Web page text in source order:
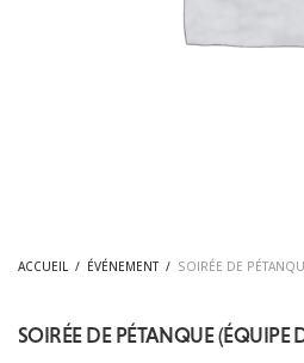
ACCUEIL / ÉVÉNEMENT / SOIRÉE DE
SOIRÉE DE PÉTANQUE (ÉQUIPE